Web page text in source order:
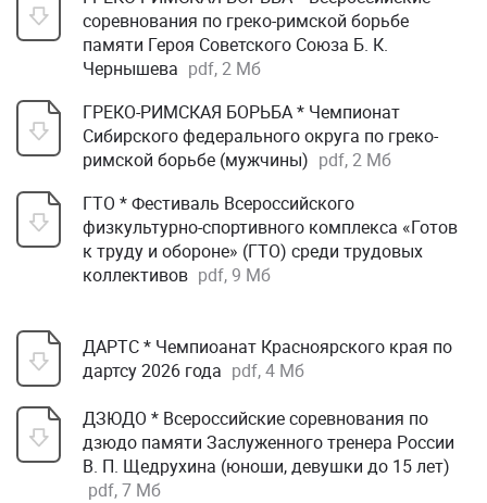
соревнования по греко-римской борьбе
памяти Героя Советского Союза Б. К.
Чернышева pdf, 2 Мб
ГРЕКО-РИМСКАЯ БОРЬБА * Чемпионат
Сибирского федерального округа по греко-
римской борьбе (мужчины) pdf, 2 Мб
ГТО * Фестиваль Всероссийского
физкультурно-спортивного комплекса «Готов
к труду и обороне» (ГТО) среди трудовых
коллективов pdf, 9 Мб
ДАРТС * Чемпиоанат Красноярского края по
дартсу 2026 года pdf, 4 Мб
ДЗЮДО * Всероссийские соревнования по
дзюдо памяти Заслуженного тренера России
В. П. Щедрухина (юноши, девушки до 15 лет)
pdf, 7 Мб